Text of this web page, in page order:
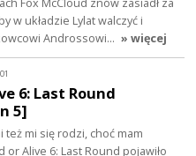
w układzie Lylat walczyć i
Androssowi… » więcej
6: Last Round
5]
też mi się rodzi, choć mam
Alive 6: Last Round pojawiło